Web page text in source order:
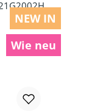
NEW IN
Wie neu